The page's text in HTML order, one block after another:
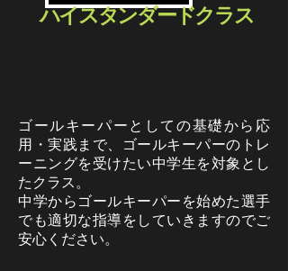
ハイスタンダードクラス
ゴールキーパーとしての基礎から応
用・実践まで、ゴールキーパーのトレ
ーニングを受けたい中学生を対象とし
たクラス。
中学からゴールキーパーを始めた選手
でも適切な指導をしていきますのでご
安心ください。